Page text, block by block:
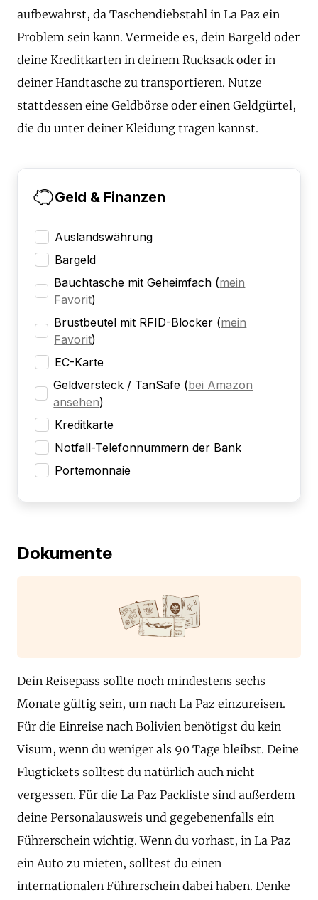
aufbewahrst, da Taschendiebstahl in La Paz ein
Problem sein kann. Vermeide es, dein Bargeld oder
deine Kreditkarten in deinem Rucksack oder in
deiner Handtasche zu transportieren. Nutze
stattdessen eine Geldbörse oder einen Geldgürtel,
die du unter deiner Kleidung tragen kannst.
Geld & Finanzen
Auslandswährung
Bargeld
Bauchtasche mit Geheimfach (mein
Favorit)
Brustbeutel mit RFID-Blocker (mein
Favorit)
EC-Karte
Geldversteck / TanSafe (bei Amazon
ansehen)
Kreditkarte
Notfall-Telefonnummern der Bank
Portemonnaie
Dokumente
Dein Reisepass sollte noch mindestens sechs
Monate gültig sein, um nach La Paz einzureisen.
Für die Einreise nach Bolivien benötigst du kein
Visum, wenn du weniger als 90 Tage bleibst. Deine
Flugtickets solltest du natürlich auch nicht
vergessen. Für die La Paz Packliste sind außerdem
deine Personalausweis und gegebenenfalls ein
Führerschein wichtig. Wenn du vorhast, in La Paz
ein Auto zu mieten, solltest du einen
internationalen Führerschein dabei haben. Denke